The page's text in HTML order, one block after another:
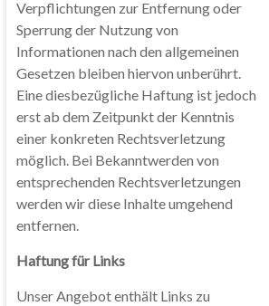
Verpflichtungen zur Entfernung oder
Sperrung der Nutzung von
Informationen nach den allgemeinen
Gesetzen bleiben hiervon unberührt.
Eine diesbezügliche Haftung ist jedoch
erst ab dem Zeitpunkt der Kenntnis
einer konkreten Rechtsverletzung
möglich. Bei Bekanntwerden von
entsprechenden Rechtsverletzungen
werden wir diese Inhalte umgehend
entfernen.
Haftung für Links
Unser Angebot enthält Links zu